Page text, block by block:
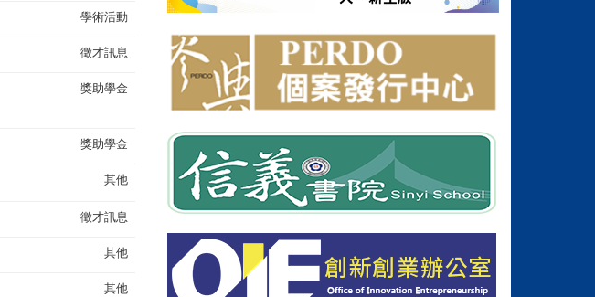
學術活動
徵才訊息
獎助學金
獎助學金
其他
徵才訊息
其他
其他